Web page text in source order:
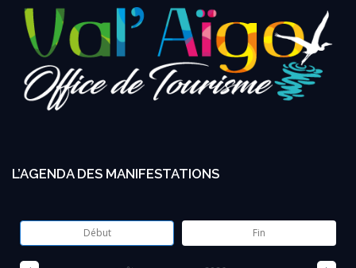
L’AGENDA DES MANIFESTATIONS